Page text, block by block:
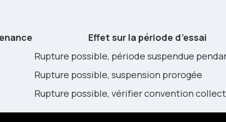
Effet sur la période d’essai
Rupture possible, période suspendue
Rupture possible, suspension prorogée
Rupture possible, vérifier convention